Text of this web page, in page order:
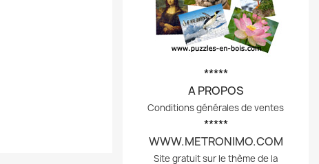
*****
A PROPOS
Conditions générales de ventes
*****
WWW.METRONIMO.COM
Site gratuit sur le thème de la